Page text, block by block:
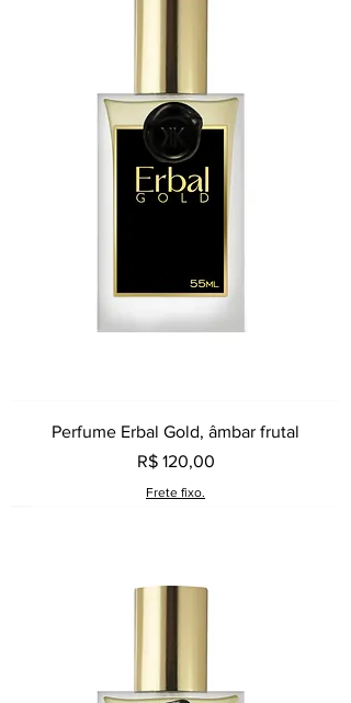
Perfume Erbal Gold, âmbar frutal
Preço
R$ 120,00
Frete fixo.